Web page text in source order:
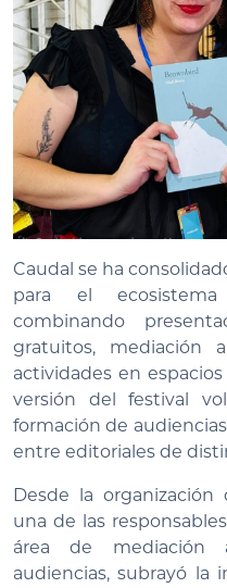
Caudal se ha
para el ecosistema
combinando
gratuitos, mediación
actividades en
versión del festival
formación de
entre editoriales de
Desde la organización
una de las
área de mediación
audiencias, subrayó